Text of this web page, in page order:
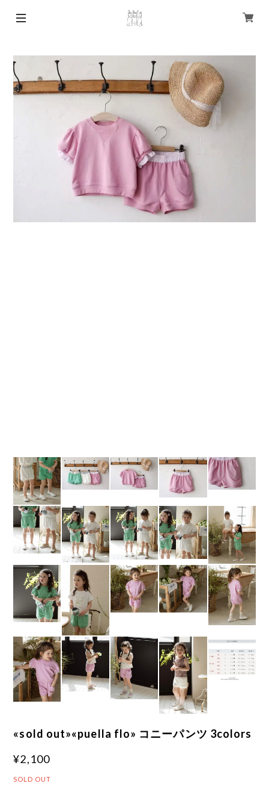
«sold out»«puella flo» コニーパンツ 3colors
¥2,100
SOLD OUT